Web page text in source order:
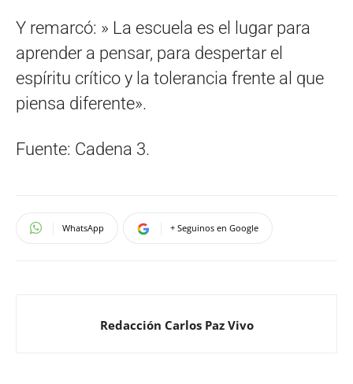
Y remarcó: » La escuela es el lugar para
aprender a pensar, para despertar el
espíritu crítico y la tolerancia frente al que
piensa diferente».
Fuente: Cadena 3.
WhatsApp + Seguinos en Google
Redacción Carlos Paz Vivo